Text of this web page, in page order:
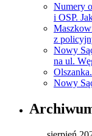
Numery
i OSP.
z
Nowy
na ul.
Nowy